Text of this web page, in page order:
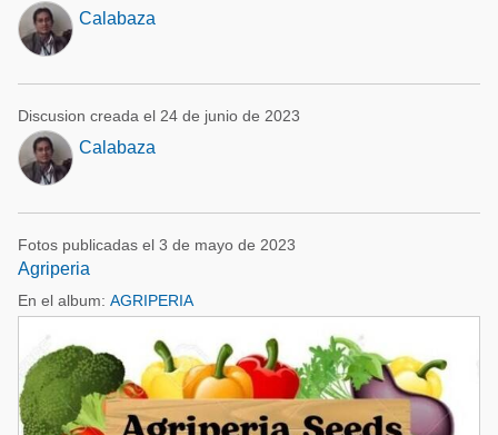
Calabaza
Discusion creada el 24 de junio de 2023
Calabaza
Fotos publicadas el 3 de mayo de 2023
Agriperia
En el album: AGRIPERIA